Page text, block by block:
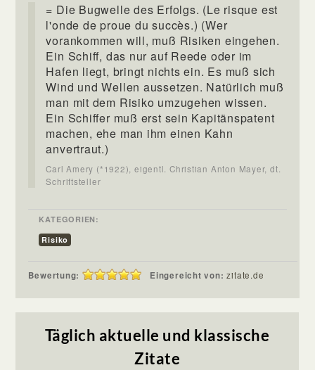
= Die Bugwelle des Erfolgs. (Le risque est
l'onde de proue du succès.) (Wer
vorankommen will, muß Risiken eingehen.
Ein Schiff, das nur auf Reede oder im
Hafen liegt, bringt nichts ein. Es muß sich
Wind und Wellen aussetzen. Natürlich muß
man mit dem Risiko umzugehen wissen.
Ein Schiffer muß erst sein Kapitänspatent
machen, ehe man ihm einen Kahn
anvertraut.)
Carl Amery (*1922), eigentl. Christian Anton Mayer, dt.
Schriftsteller
KATEGORIEN:
Risiko
Bewertung: Eingereicht von:zitate.de